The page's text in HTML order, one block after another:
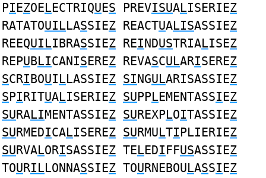
PIEZOELECTRIQUES PREVISUALISERIEZ
RATATOUILLASSIEZ REACTUALISASSIEZ
REEQUILIBRASSIEZ REINDUSTRIALISEZ
REPUBLICANISEREZ REVASCULARISEREZ
SCRIBOUILLASSIEZ SINGULARISASSIEZ
SPIRITUALISERIEZ SUPPLEMENTASSIEZ
SURALIMENTASSIEZ SUREXPLOITASSIEZ
SURMEDICALISEREZ SURMULTIPLIERIEZ
SURVALORISASSIEZ TELEDIFFUSASSIEZ
TOURILLONNASSIEZ TOURNEBOULASSIEZ